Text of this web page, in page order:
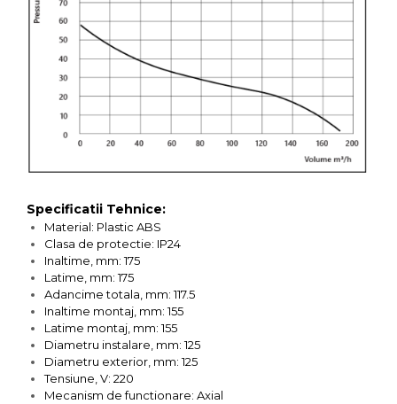
Specificatii Tehnice:
Material: Plastic ABS
Clasa de protectie: IP24
Inaltime, mm: 175
Latime, mm: 175
Adancime totala, mm: 117.5
Inaltime montaj, mm: 155
Latime montaj, mm: 155
Diametru instalare, mm: 125
Diametru exterior, mm: 125
Tensiune, V: 220
Mecanism de functionare: Axial